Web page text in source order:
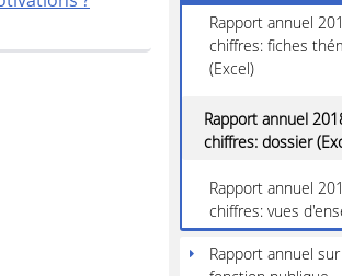
Rapport annuel
chiffres: fiches
(Excel)
Rapport annuel
chiffres: dossier
Rapport annuel
chiffres: vues
Rapport annuel